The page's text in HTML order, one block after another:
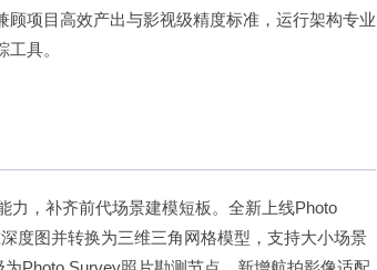
项目高效产出与影视级精度标准，运行架构专业
具。
力，补齐前代场景建模短板。全新上线Photo
度图并转换为三维三角网格模型，支持大小场景